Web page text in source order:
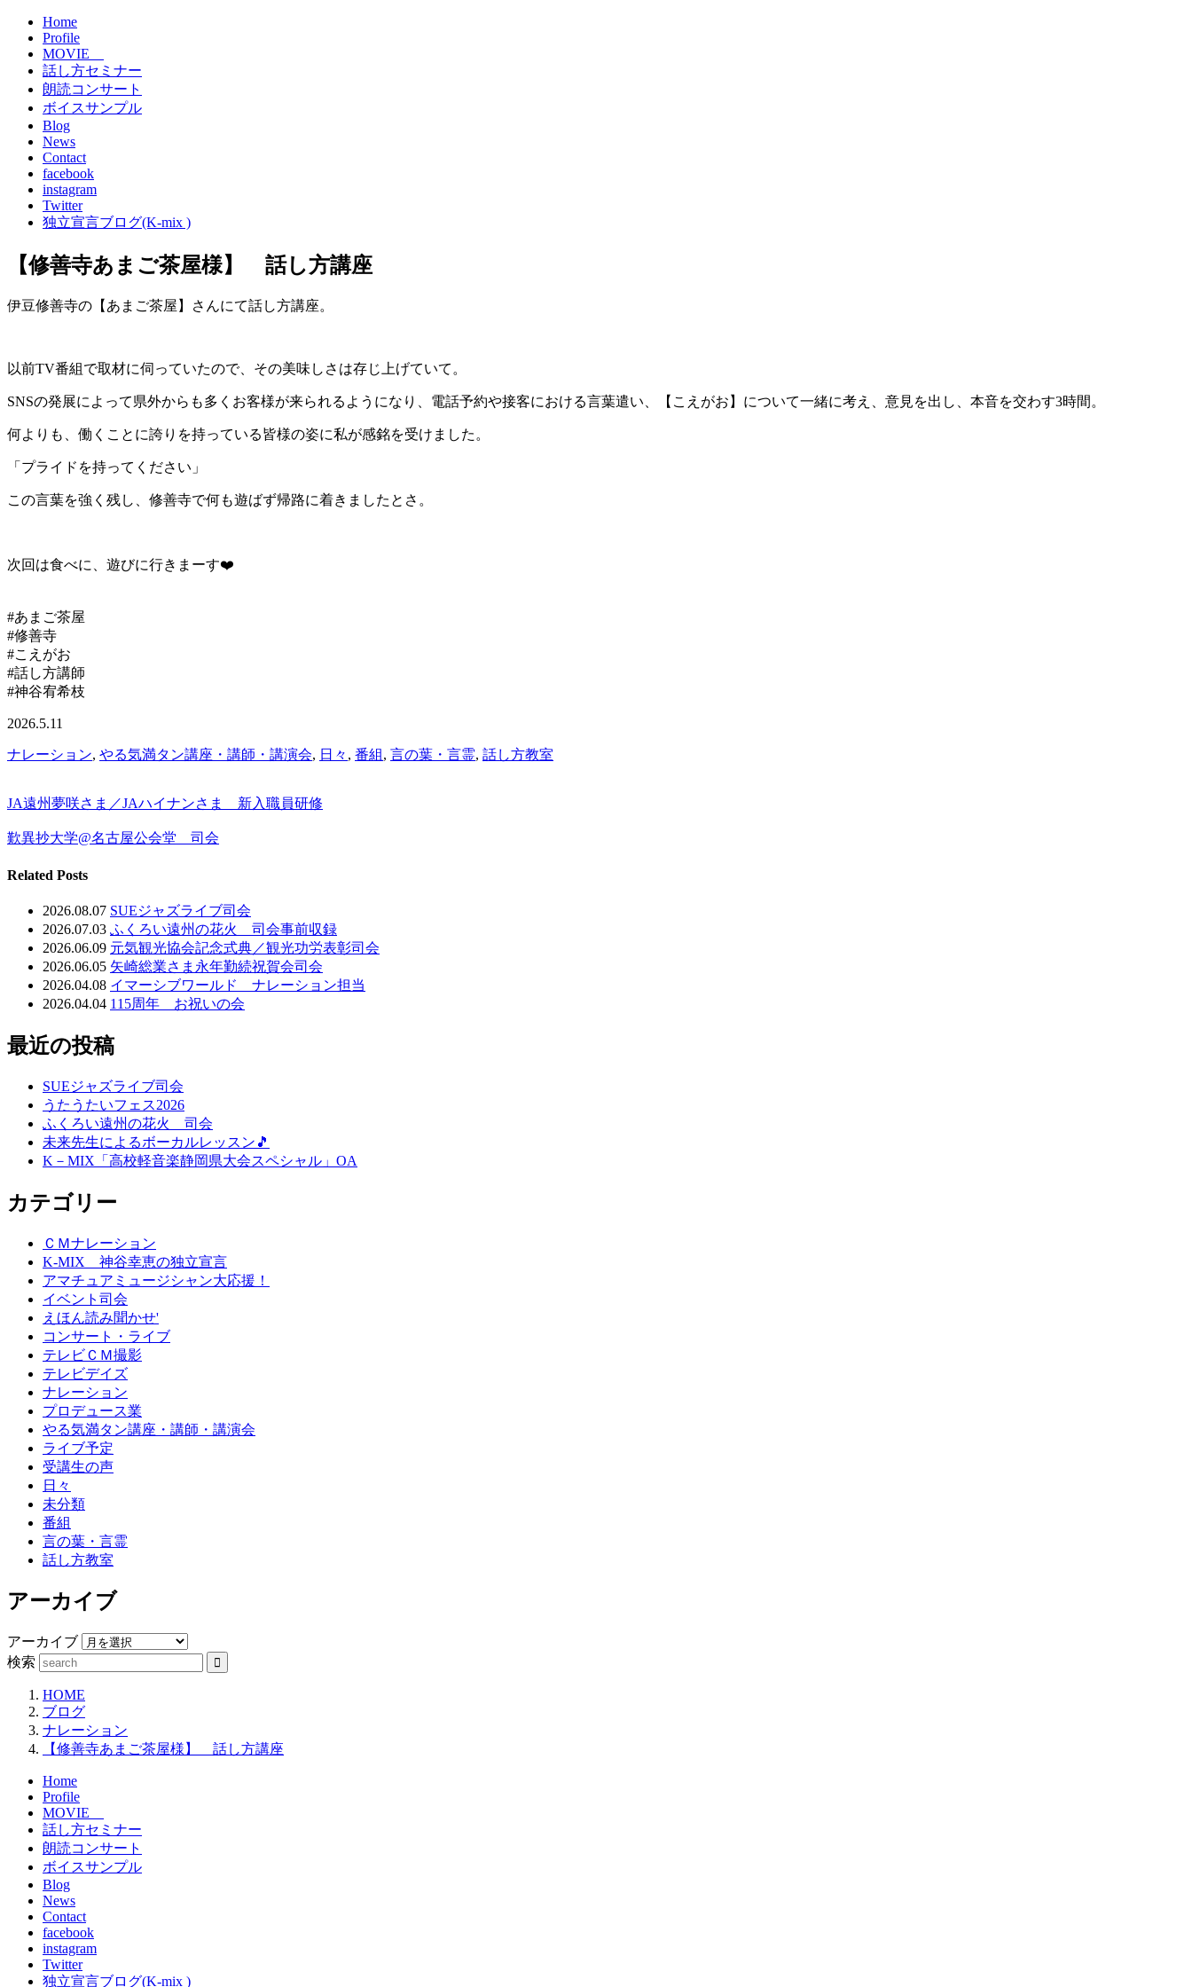
Home
Profile
MOVIE
話し方セミナー
朗読コンサート
ボイスサンプル
Blog
News
Contact
facebook
instagram
Twitter
独立宣言ブログ(K-mix )
【修善寺あまご茶屋様】 話し方講座
伊豆修善寺の【あまご茶屋】さんにて話し方講座。
以前TV番組で取材に伺っていたので、その美味しさは存じ上げていて。
SNSの発展によって県外からも多くお客様が来られるようになり、電話予約や接客における言葉遣い、【こえがお】について一緒に考え、意見を出し、本音を交わす3時間。
何よりも、働くことに誇りを持っている皆様の姿に私が感銘を受けました。
「プライドを持ってください」
この言葉を強く残し、修善寺で何も遊ばず帰路に着きましたとさ。
次回は食べに、遊びに行きまーす❤️
#あまご茶屋
#修善寺
#こえがお
#話し方講師
#神谷宥希枝
2026.5.11
ナレーション, やる気満タン講座・講師・講演会, 日々 , 番組, 言の葉・言霊, 話し方教室
JA遠州夢咲さま／JAハイナンさま 新入職員研修
歎異抄大学@名古屋公会堂 司会
Related Posts
2026.08.07 SUEジャズライブ司会
2026.07.03 ふくろい遠州の花火 司会事前収録
2026.06.09 元気観光協会記念式典／観光功労表彰司会
2026.06.05 矢崎総業さま永年勤続祝賀会司会
2026.04.08 イマーシブワールド ナレーション担当
2026.04.04 115周年 お祝いの会
最近の投稿
SUEジャズライブ司会
うたうたいフェス2026
ふくろい遠州の花火 司会
未来先生によるボーカルレッスン🎵
K－MIX「高校軽音楽静岡県大会スペシャル」OA
カテゴリー
ＣＭナレーション
K-MIX 神谷幸恵の独立宣言
アマチュアミュージシャン大応援！
イベント司会
えほん読み聞かせ'
コンサート・ライブ
テレビＣＭ撮影
テレビデイズ
ナレーション
プロデュース業
やる気満タン講座・講師・講演会
ライブ予定
受講生の声
日々
未分類
番組
言の葉・言霊
話し方教室
アーカイブ
アーカイブ
検索
HOME
ブログ
ナレーション
【修善寺あまご茶屋様】 話し方講座
Home
Profile
MOVIE
話し方セミナー
朗読コンサート
ボイスサンプル
Blog
News
Contact
facebook
instagram
Twitter
独立宣言ブログ(K-mix )